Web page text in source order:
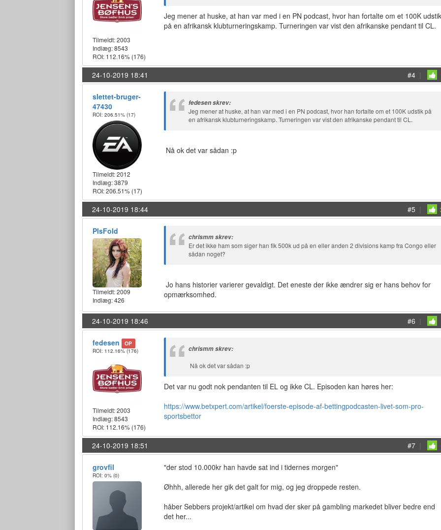
Tilmeldt:2003
Indlæg: 8543
ROI: 112.16% (176)
Jeg mener at huske, at han var med i en PN podcast, hvor han fortalte om et 100K udstik
på en afrikansk klubturneringskamp. Turneringen var vist den afrikanske pendant til CL.
24-10-2019 18:41 #4 |
slettet-bruger-
47430
ROI: 206.51% (17)
Tilmeldt:2012
Indlæg: 3879
ROI: 206.51% (17)
fedesen skrev:
Jeg mener at huske, at han var med i en PN podcast, hvor han fortalte om et 100K udstik på
en afrikansk klubturneringskamp. Turneringen var vist den afrikanske pendant til CL.
Nå ok det var sådan :p
24-10-2019 18:44 #5 |
PlsFold
Tilmeldt:2009
Indlæg: 426
chrismm skrev:
Er det ikke ham som siger han fik 500k ud på en eller anden 2 divisions kamp fra Congo eller
sådan noget?
Jo hans historier varierer gevaldigt. Det eneste der ikke ændrer sig er hans behov for
opmærksomhed.
24-10-2019 18:46 #6 |
fedesen OP
ROI: 112.16% (176)
Tilmeldt:2003
Indlæg: 8543
ROI: 112.16% (176)
chrismm skrev:
Nå ok det var sådan :p
Det var nu godt nok pendanten til EL og ikke CL. Episoden kan høres her:
https://www.betxpert.com/artikel/foerste-episode-af-bettingpodcasten-livet-som-pro-
sportsbettor
24-10-2019 18:51 #7 |
grovfil
ROI: 0% (0)
"der stod 10.000kr han havde sat ind i tidernes morgen"
Øhhh, allerede her gik det galt for mig, og jeg droppede resten.
håber Sebbers projekt/artikel om hvad der sker på gambling markedet bliver bedre end
det her...